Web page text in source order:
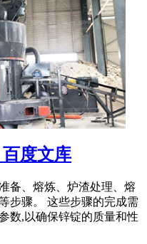
度文库
备、熔炼、炉渣处理、熔
步骤。 这些步骤的完成需
数,以确保锌锭的质量和性